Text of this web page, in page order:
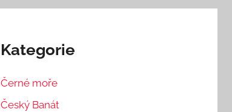
Kategorie
Černé moře
Český Banát